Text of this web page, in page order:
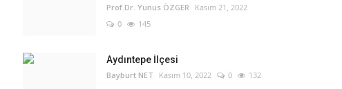
Prof.Dr. Yunus ÖZGER Kasım 21, 2022
0
145
Aydıntepe İlçesi
Bayburt NET Kasım 10, 2022 0 132